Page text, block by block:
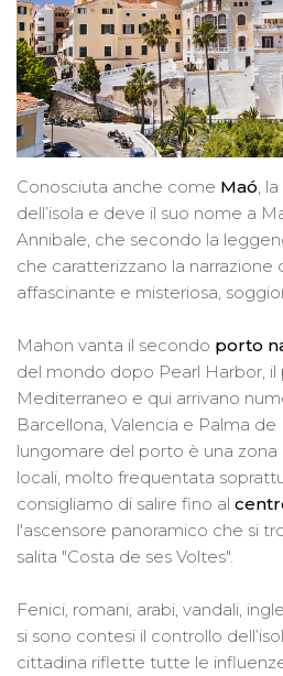
Conosciuta anche come Maó,
dell’isola e deve il suo nome a
Annibale, che secondo la
che caratterizzano la narrazione
affascinante e misteriosa,
Mahon vanta il secondo porto
del mondo dopo Pearl Harbor, il
Mediterraneo e qui arrivano
Barcellona, Valencia e Palma de
lungomare del porto è una
locali, molto frequentata
consigliamo di salire fino al
l'ascensore panoramico che si
salita "Costa de ses Voltes".
Fenici, romani, arabi, vandali,
si sono contesi il controllo
cittadina riflette tutte le